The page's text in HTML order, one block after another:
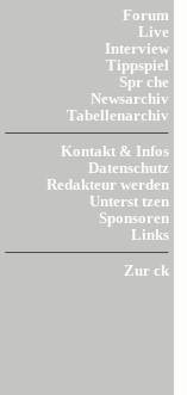
Forum
Live
Interview
Tippspiel
Spr che
Newsarchiv
Tabellenarchiv
Kontakt & Infos
Datenschutz
Redakteur werden
Unterst tzen
Sponsoren
Links
Zur ck